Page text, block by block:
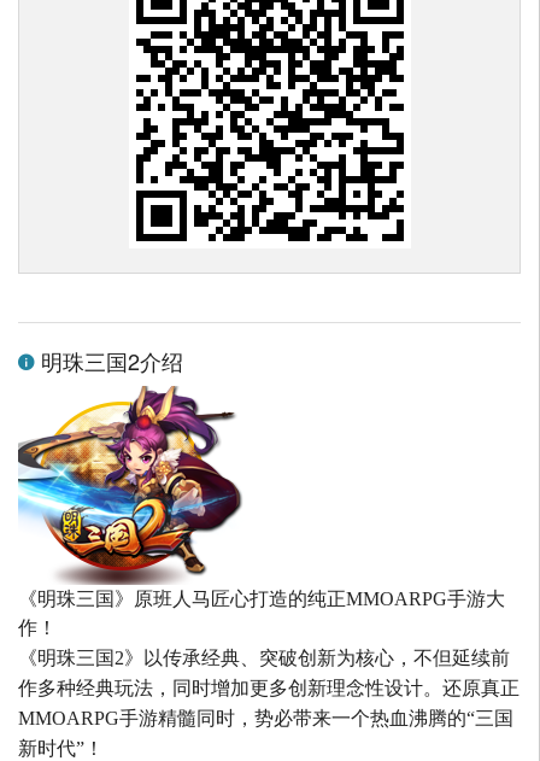
明珠三国2介绍
《明珠三国》原班人马匠心打造的纯正MMOARPG手游大
作！
《明珠三国2》以传承经典、突破创新为核心，不但延续前
作多种经典玩法，同时增加更多创新理念性设计。还原真正
MMOARPG手游精髓同时，势必带来一个热血沸腾的“三国
新时代”！